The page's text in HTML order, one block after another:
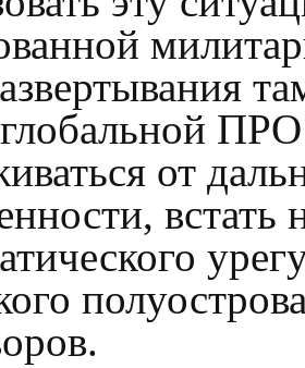
глобальной
от
встать